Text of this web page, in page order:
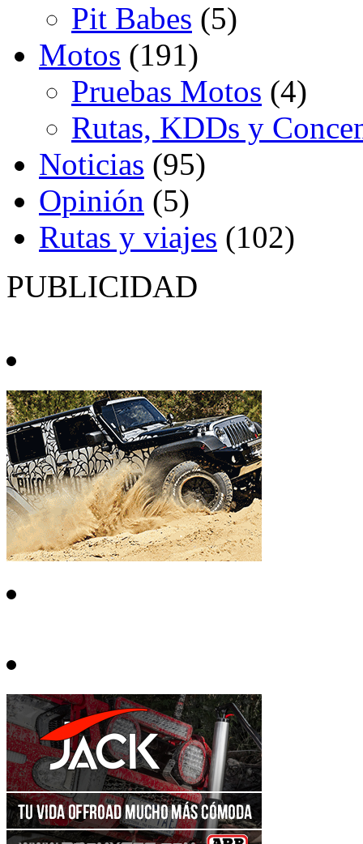
Pit Babes (5)
Motos (191)
Pruebas Motos (4)
Rutas, KDDs y
Noticias (95)
Opinión (5)
Rutas y viajes (102)
PUBLICIDAD